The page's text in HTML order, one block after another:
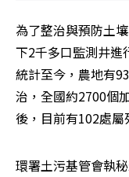
為了整治與預防土
下2千多口監測井進
統計至今，農地有
治，全國約2700個
後，目前有102處屬
環署土污基管會執